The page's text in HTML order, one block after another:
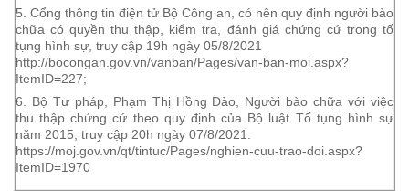
5. Cổng thông tin điện tử Bộ Công an, có nên quy định người bào
chữa có quyền thu thập, kiểm tra, đánh giá chứng cứ trong tố
tụng hình sự, truy cập 19h ngày 05/8/2021
http://bocongan.gov.vn/vanban/Pages/van-ban-moi.aspx?
ItemID=227;
6. Bộ Tư pháp, Phạm Thị Hồng Đào, Người bào chữa với việc
thu thập chứng cứ theo quy định của Bộ luật Tố tụng hình sự
năm 2015, truy cập 20h ngày 07/8/2021.
https://moj.gov.vn/qt/tintuc/Pages/nghien-cuu-trao-doi.aspx?
ItemID=1970